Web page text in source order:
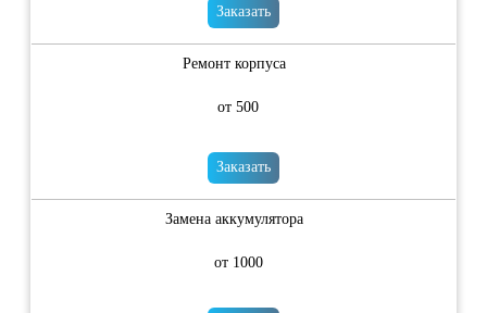
Заказать
Ремонт корпуса
от 500
Заказать
Замена аккумулятора
от 1000